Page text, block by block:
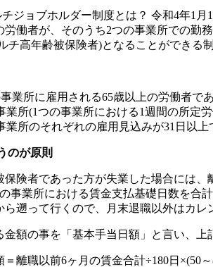
ジョブホルダー制度とは？ 令和4年1
労働者が、そのうち2つの事業所での勤
チ高年齢被保険者)となることができる制
業所に雇用される65歳以上の労働者で
業所(1つの事業所における1週間の所定
業所のそれぞれの雇用見込みが31日以上
のが原則
保険者であった方が失業した場合には
事業所における賃金支払基礎日数を合
ら遡って行くので、月末退職以外はカ
金額の事を「基本手当日額」と言い、
離職以前6ヶ月の賃金合計÷180日×(50